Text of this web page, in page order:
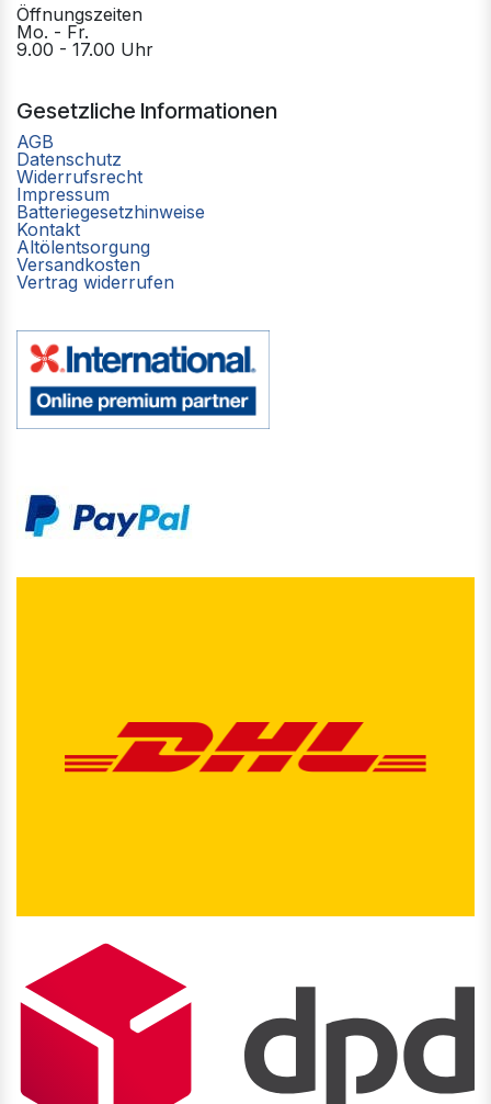
Öffnungszeiten
Mo. - Fr.
9.00 - 17.00 Uhr
Gesetzliche Informationen
AGB
Datenschutz
Widerrufsrecht
Impressum
Batteriegesetzhinweise
Kontakt
Altölentsorgung
Versandkosten
Vertrag widerrufen